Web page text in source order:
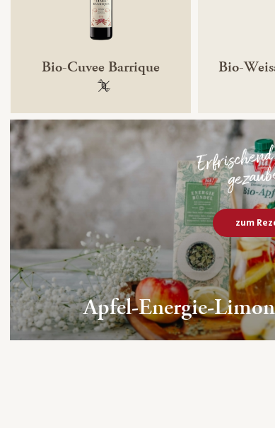
Bio-Cuvee Barrique
100 % gentechnikfrei
Bio-
zum
Apfel-Energie-